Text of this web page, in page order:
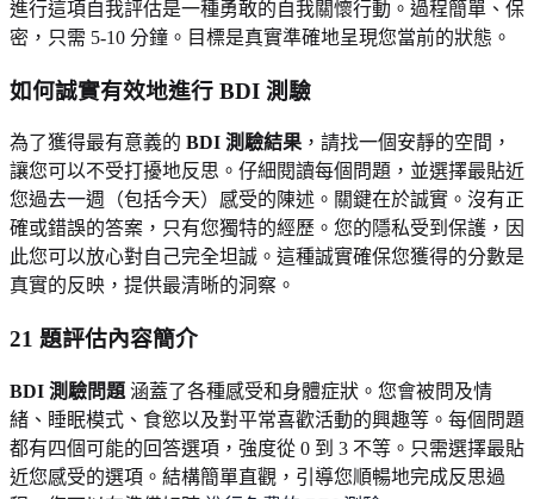
進行這項自我評估是一種勇敢的自我關懷行動。過程簡單、保
密，只需 5-10 分鐘。目標是真實準確地呈現您當前的狀態。
如何誠實有效地進行 BDI 測驗
為了獲得最有意義的 BDI 測驗結果 ，請找一個安靜的空間，
讓您可以不受打擾地反思。仔細閱讀每個問題，並選擇最貼近
您過去一週（包括今天）感受的陳述。關鍵在於誠實。沒有正
確或錯誤的答案，只有您獨特的經歷。您的隱私受到保護，因
此您可以放心對自己完全坦誠。這種誠實確保您獲得的分數是
真實的反映，提供最清晰的洞察。
21 題評估內容簡介
BDI 測驗問題 涵蓋了各種感受和身體症狀。您會被問及情
緒、睡眠模式、食慾以及對平常喜歡活動的興趣等。每個問題
都有四個可能的回答選項，強度從 0 到 3 不等。只需選擇最貼
近您感受的選項。結構簡單直觀，引導您順暢地完成反思過